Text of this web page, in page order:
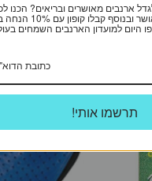
ארנבים מאושרים ובריאים? הכנו
שלם לגידול ארנב מאושר ובנוסף
היום למועדון הארנבים השמחים
!תרשמו אותי